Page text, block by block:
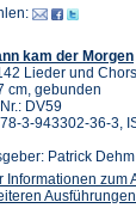
kam der Morgen
Lieder und
cm, gebunden
DV59
3-943302-36-3,
Patrick Dehm
Informationen zum